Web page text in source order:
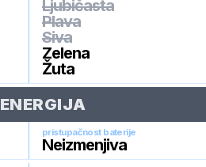
Ljubičasta
Plava
Siva
Zelena
Žuta
ENERGIJA
pristupačnost baterije
Neizmenjiva